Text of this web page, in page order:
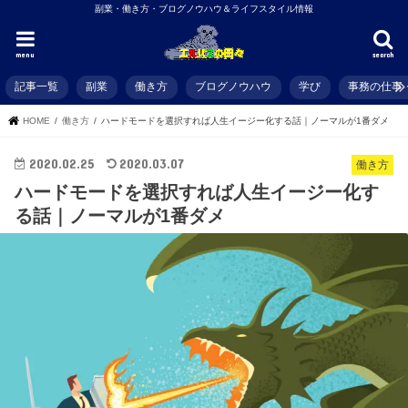
副業・働き方・ブログノウハウ＆ライフスタイル情報
search
menu
記事一覧 副業 働き方 ブログノウハウ 学び 事務の仕事
HOME 働き方 ハードモードを選択すれば人生イージー化する話｜ノーマルが1番ダメ
働き方
2020.02.25 2020.03.07
ハードモードを選択すれば人生イージー化す
る話｜ノーマルが1番ダメ